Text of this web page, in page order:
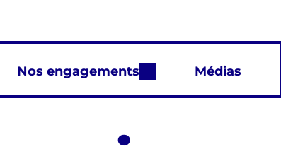
Nos engagements Médias